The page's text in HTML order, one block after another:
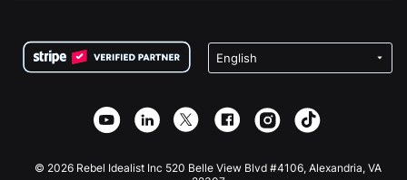
Privacy
Affiliate Partnerschap
Goede Doelen Fondsenwerving
Wix Donatie Plugin
Webflow Donatie App
Joomla Donatie
© 2026 Rebel Idealist Inc 520 Belle View Blvd #4106, Alexandria, VA